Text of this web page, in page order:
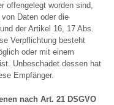
offengelegt worden sind,
Daten oder die
der Artikel 16, 17 Abs.
Verpflichtung besteht
oder mit einem
Unbeschadet dessen hat
Empfänger.
nach Art. 21 DSGVO